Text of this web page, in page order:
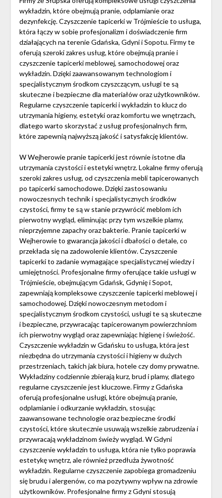
wykładzin, które obejmują pranie, odplamianie oraz
dezynfekcję. Czyszczenie tapicerki w Trójmieście to usługa,
która łączy w sobie profesjonalizm i doświadczenie firm
działających na terenie Gdańska, Gdyni i Sopotu. Firmy te
oferują szeroki zakres usług, które obejmują pranie i
czyszczenie tapicerki meblowej, samochodowej oraz
wykładzin. Dzięki zaawansowanym technologiom i
specjalistycznym środkom czyszczącym, usługi te są
skuteczne i bezpieczne dla materiałów oraz użytkowników.
Regularne czyszczenie tapicerki i wykładzin to klucz do
utrzymania higieny, estetyki oraz komfortu we wnętrzach,
dlatego warto skorzystać z usług profesjonalnych firm,
które zapewnią najwyższą jakość i satysfakcję klientów.
W Wejherowie pranie tapicerki jest równie istotne dla
utrzymania czystości i estetyki wnętrz. Lokalne firmy oferują
szeroki zakres usług, od czyszczenia mebli tapicerowanych
po tapicerki samochodowe. Dzięki zastosowaniu
nowoczesnych technik i specjalistycznych środków
czystości, firmy te są w stanie przywrócić meblom ich
pierwotny wygląd, eliminując przy tym wszelkie plamy,
nieprzyjemne zapachy oraz bakterie. Pranie tapicerki w
Wejherowie to gwarancja jakości i dbałości o detale, co
przekłada się na zadowolenie klientów. Czyszczenie
tapicerki to zadanie wymagające specjalistycznej wiedzy i
umiejętności. Profesjonalne firmy oferujące takie usługi w
Trójmieście, obejmującym Gdańsk, Gdynię i Sopot,
zapewniają kompleksowe czyszczenie tapicerki meblowej i
samochodowej. Dzięki nowoczesnym metodom i
specjalistycznym środkom czystości, usługi te są skuteczne
i bezpieczne, przywracając tapicerowanym powierzchniom
ich pierwotny wygląd oraz zapewniając higienę i świeżość.
Czyszczenie wykładzin w Gdańsku to usługa, która jest
niezbędna do utrzymania czystości i higieny w dużych
przestrzeniach, takich jak biura, hotele czy domy prywatne.
Wykładziny codziennie zbierają kurz, brud i plamy, dlatego
regularne czyszczenie jest kluczowe. Firmy z Gdańska
oferują profesjonalne usługi, które obejmują pranie,
odplamianie i odkurzanie wykładzin, stosując
zaawansowane technologie oraz bezpieczne środki
czystości, które skutecznie usuwają wszelkie zabrudzenia i
przywracają wykładzinom świeży wygląd. W Gdyni
czyszczenie wykładzin to usługa, która nie tylko poprawia
estetykę wnętrz, ale również przedłuża żywotność
wykładzin. Regularne czyszczenie zapobiega gromadzeniu
się brudu i alergenów, co ma pozytywny wpływ na zdrowie
użytkowników. Profesjonalne firmy z Gdyni stosują